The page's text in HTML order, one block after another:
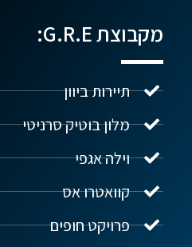
מקבוצת G.R.E:
תיירות ביוון
מלון בוטיק סרניטי
וילה אגפי
קוואטרו אס
פרויקט חופים
נדל"ן ביוון G.R.E
שלום! איך אפשר לעזור?